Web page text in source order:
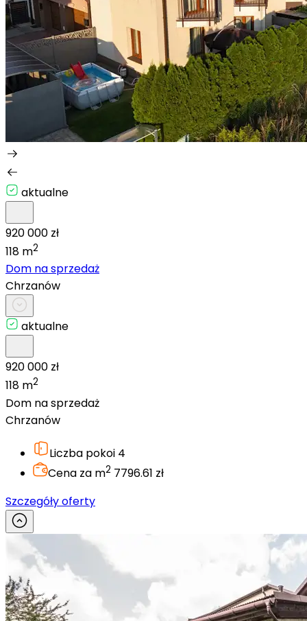
aktualne
920 000 zł
118 m2
Dom na sprzedaż
Chrzanów
aktualne
920 000 zł
118 m2
Dom na sprzedaż
Chrzanów
Liczba pokoi 4
Cena za m2 7796.61 zł
Szczegóły oferty